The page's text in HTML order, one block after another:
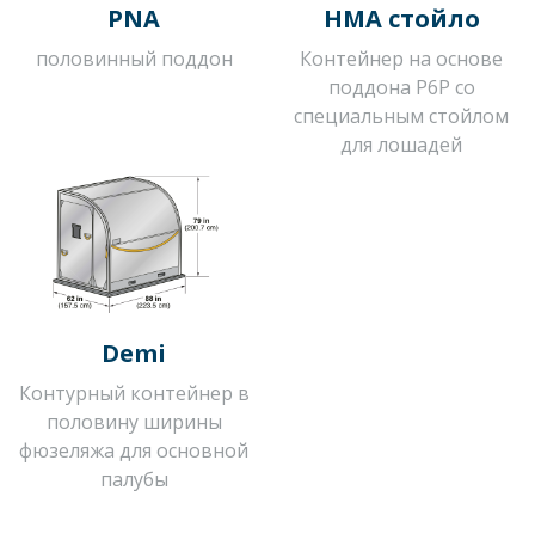
PNA
половинный поддон
HMA стойло
Контейнер на основе
поддона P6P со
специальным стойлом
для лошадей
Demi
Контурный контейнер в
половину ширины
фюзеляжа для основной
палубы